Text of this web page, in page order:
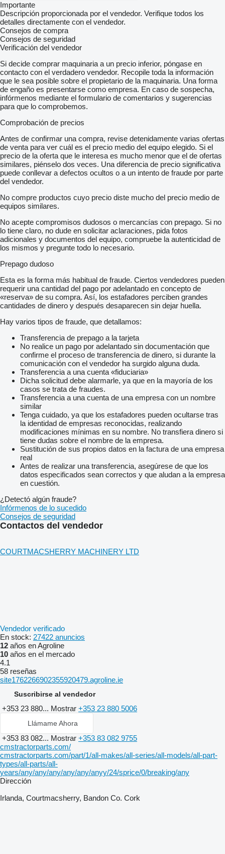
Importante
Descripción proporcionada por el vendedor. Verifique todos los
detalles directamente con el vendedor.
Consejos de compra
Consejos de seguridad
Verificación del vendedor
Si decide comprar maquinaria a un precio inferior, póngase en
contacto con el verdadero vendedor. Recopile toda la información
que le sea posible sobre el propietario de la maquinaria. Una forma
de engaño es presentarse como empresa. En caso de sospecha,
infórmenos mediante el formulario de comentarios y sugerencias
para que lo comprobemos.
Comprobación de precios
Antes de confirmar una compra, revise detenidamente varias ofertas
de venta para ver cuál es el precio medio del equipo elegido. Si el
precio de la oferta que le interesa es mucho menor que el de ofertas
similares, piénselo dos veces. Una diferencia de precio significativa
puede conllevar a defectos ocultos o a un intento de fraude por parte
del vendedor.
No compre productos cuyo precio diste mucho del precio medio de
equipos similares.
No acepte compromisos dudosos o mercancías con prepago. Si no
lo tiene claro, no dude en solicitar aclaraciones, pida fotos
adicionales y documentos del equipo, compruebe la autenticidad de
los mismos y pregunte todo lo necesario.
Prepago dudoso
Esta es la forma más habitual de fraude. Ciertos vendedores pueden
requerir una cantidad del pago por adelantado en concepto de
«reserva» de su compra. Así, los estafadores perciben grandes
cantidades de dinero y después desaparecen sin dejar huella.
Hay varios tipos de fraude, que detallamos:
Transferencia de prepago a la tarjeta
No realice un pago por adelantado sin documentación que
confirme el proceso de transferencia de dinero, si durante la
comunicación con el vendedor ha surgido alguna duda.
Transferencia a una cuenta «fiduciaria»
Dicha solicitud debe alarmarle, ya que en la mayoría de los
casos se trata de fraudes.
Transferencia a una cuenta de una empresa con un nombre
similar
Tenga cuidado, ya que los estafadores pueden ocultarse tras
la identidad de empresas reconocidas, realizando
modificaciones mínimas en su nombre. No transfiera dinero si
tiene dudas sobre el nombre de la empresa.
Sustitución de sus propios datos en la factura de una empresa
real
Antes de realizar una transferencia, asegúrese de que los
datos especificados sean correctos y que aludan a la empresa
en cuestión.
¿Detectó algún fraude?
Infórmenos de lo sucedido
Consejos de seguridad
Contactos del vendedor
COURTMACSHERRY MACHINERY LTD
Vendedor verificado
En stock: 27422 anuncios
12 años en Agroline
10 años en el mercado
4.1
58 reseñas
site1762266902355920479.agroline.ie
Suscribirse al vendedor
+353 23 880... Mostrar +353 23 880 5006
Llámame Ahora
+353 83 082... Mostrar +353 83 082 9755
cmstractorparts.com/
cmstractorparts.com/part/1/all-makes/all-series/all-models/all-part-
types/all-parts/all-
years/any/any/any/any/any/anyy/24/sprice/0/breaking/any
Dirección
Irlanda, Courtmacsherry, Bandon Co. Cork